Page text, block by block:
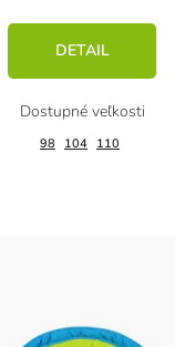
DETAIL
98 104 110